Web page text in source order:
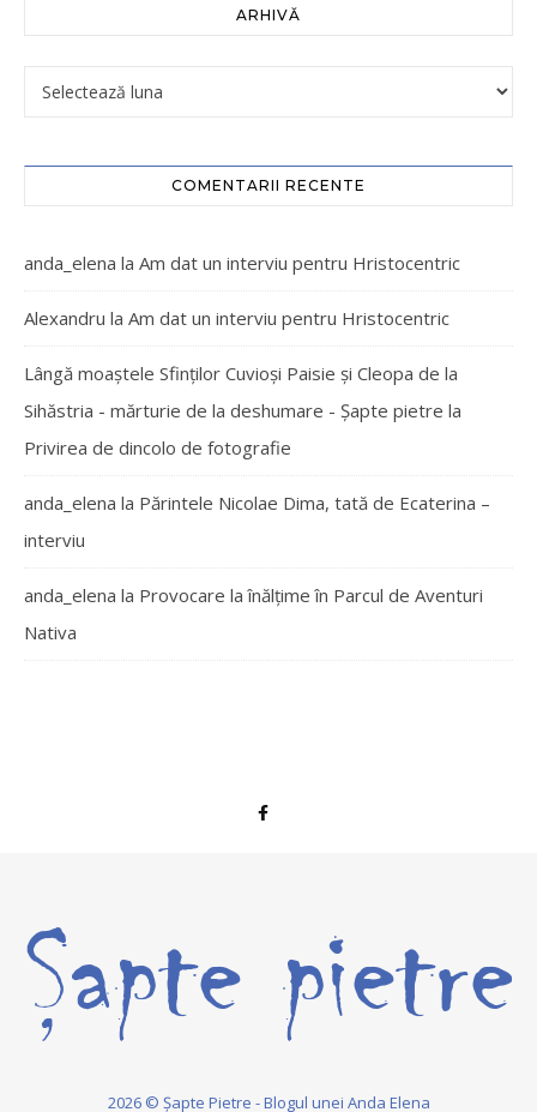
ARHIVĂ
COMENTARII RECENTE
anda_elena la Am dat un interviu pentru Hristocentric
Alexandru la Am dat un interviu pentru Hristocentric
Lângă moaștele Sfinților Cuvioși Paisie și Cleopa de la
Sihăstria - mărturie de la deshumare - Şapte pietre la
Privirea de dincolo de fotografie
anda_elena la Părintele Nicolae Dima, tată de Ecaterina –
interviu
anda_elena la Provocare la înălțime în Parcul de Aventuri
Nativa
2026 © Șapte Pietre - Blogul unei Anda Elena